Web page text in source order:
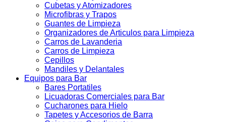
Cubetas y Atomizadores
Microfibras y Trapos
Guantes de Limpieza
Organizadores de Articulos para Limpieza
Carros de Lavanderia
Carros de Limpieza
Cepillos
Mandiles y Delantales
Equipos para Bar
Bares Portatiles
Licuadoras Comerciales para Bar
Cucharones para Hielo
Tapetes y Accesorios de Barra